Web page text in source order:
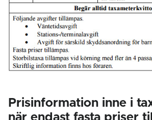
Prisinformation inne i
när endast fasta priser